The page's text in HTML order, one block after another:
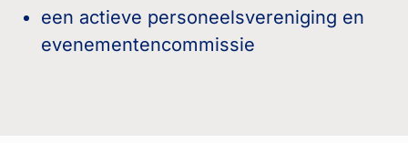
een actieve personeelsvereniging en
evenementencommissie